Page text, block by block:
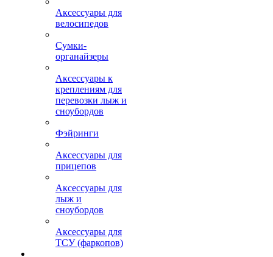
Аксессуары для
велосипедов
Сумки-
органайзеры
Аксессуары к
креплениям для
перевозки лыж и
сноубордов
Фэйринги
Аксессуары для
прицепов
Аксессуары для
лыж и
сноубордов
Аксессуары для
ТСУ (фаркопов)